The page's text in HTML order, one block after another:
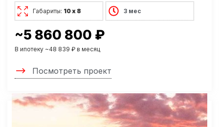
Габариты: 10 х 8 3 мес
~5 860 800 ₽
В ипотеку ~48 839 ₽ в месяц
Посмотреть проект